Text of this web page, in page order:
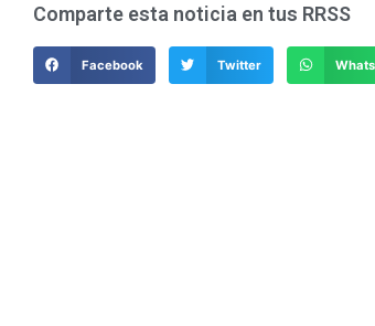
Comparte esta noticia en tus RRSS
Facebook Twitter